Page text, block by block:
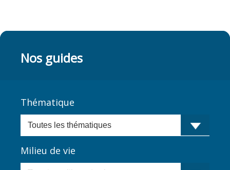
Nos guides
Thématique
Milieu de vie